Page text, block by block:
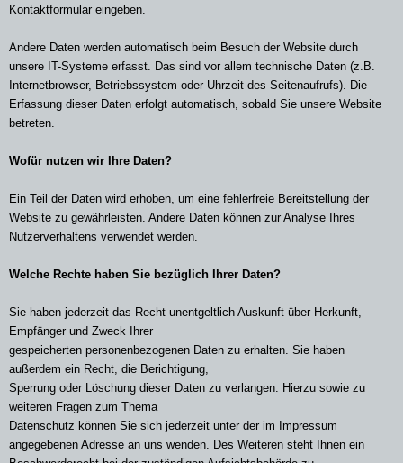
Kontaktformular eingeben.
Andere Daten werden automatisch beim Besuch der Website durch
unsere IT-Systeme erfasst. Das sind vor allem technische Daten (z.B.
Internetbrowser, Betriebssystem oder Uhrzeit des Seitenaufrufs). Die
Erfassung dieser Daten erfolgt automatisch, sobald Sie unsere Website
betreten.
Wofür nutzen wir Ihre Daten?
Ein Teil der Daten wird erhoben, um eine fehlerfreie Bereitstellung der
Website zu gewährleisten. Andere Daten können zur Analyse Ihres
Nutzerverhaltens verwendet werden.
Welche Rechte haben Sie bezüglich Ihrer Daten?
Sie haben jederzeit das Recht unentgeltlich Auskunft über Herkunft,
Empfänger und Zweck Ihrer
gespeicherten personenbezogenen Daten zu erhalten. Sie haben
außerdem ein Recht, die Berichtigung,
Sperrung oder Löschung dieser Daten zu verlangen. Hierzu sowie zu
weiteren Fragen zum Thema
Datenschutz können Sie sich jederzeit unter der im Impressum
angegebenen Adresse an uns wenden. Des Weiteren steht Ihnen ein